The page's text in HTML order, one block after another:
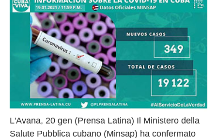
L'Avana, 20 gen (Prensa Latina) Il Ministero della
Salute Pubblica cubano (Minsap) ha confermato